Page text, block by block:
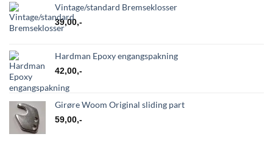
Vintage/standard Bremseklosser
39,00,-
Hardman Epoxy engangspakning
42,00,-
Girøre Woom Original sliding part
59,00,-